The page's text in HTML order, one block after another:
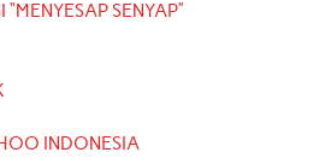
SENYAP”
INDONESIA